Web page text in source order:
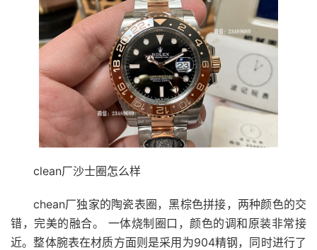
clean厂沙士圈怎么样
chean厂独家的陶瓷表圈，黑棕色拼接，两种颜色的交
错，完美的融合。 一体烧制圈口，颜色的调和原装非常接
近。整体腕表在材质方面则是采用为904精钢，同时进行了